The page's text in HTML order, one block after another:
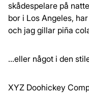
skådespelare på
bor i Los Angeles,
och jag gillar piña
…eller något i den
XYZ Doohickey